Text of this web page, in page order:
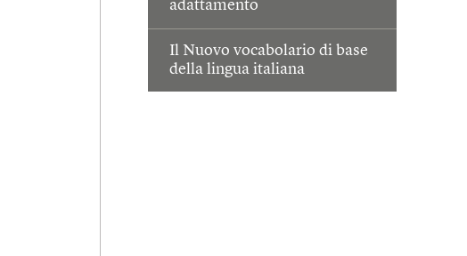
adattamento
Il Nuovo vocabolario di base
della lingua italiana